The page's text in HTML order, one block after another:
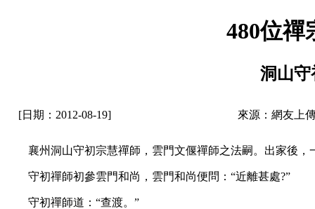
480位禪
洞山守
[日期：2012-08-19] 來源：網友上
襄州洞山守初宗慧禪師，雲門文偃禪師之法嗣。出家後，
守初禪師初參雲門和尚，雲門和尚便問：“近離甚處?”
守初禪師道：“查渡。”